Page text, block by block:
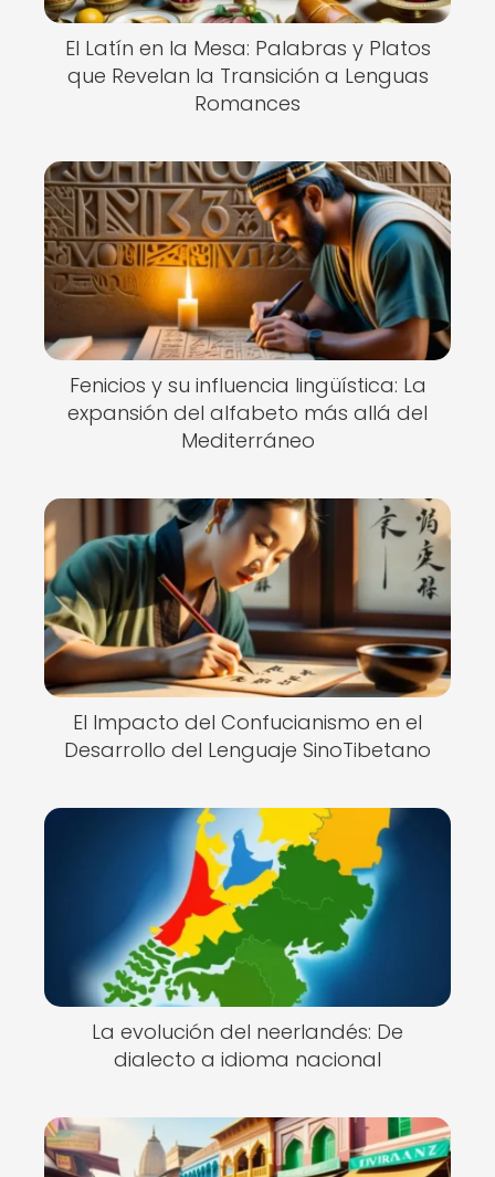
El Latín en la Mesa: Palabras y Platos
que Revelan la Transición a Lenguas
Romances
Fenicios y su influencia lingüística: La
expansión del alfabeto más allá del
Mediterráneo
El Impacto del Confucianismo en el
Desarrollo del Lenguaje SinoTibetano
La evolución del neerlandés: De
dialecto a idioma nacional